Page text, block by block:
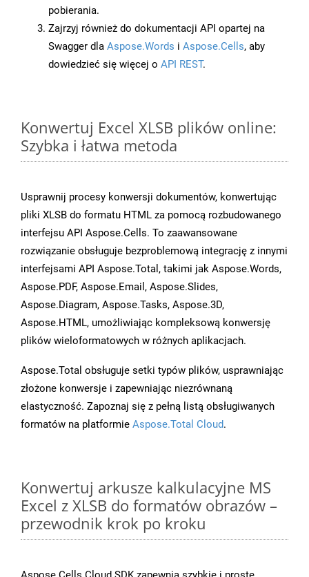
pobierania.
Zajrzyj również do dokumentacji API opartej na
Swagger dla Aspose.Words i Aspose.Cells, aby
dowiedzieć się więcej o API REST.
Konwertuj Excel XLSB plików online:
Szybka i łatwa metoda
Usprawnij procesy konwersji dokumentów, konwertując
pliki XLSB do formatu HTML za pomocą rozbudowanego
interfejsu API Aspose.Cells. To zaawansowane
rozwiązanie obsługuje bezproblemową integrację z innymi
interfejsami API Aspose.Total, takimi jak Aspose.Words,
Aspose.PDF, Aspose.Email, Aspose.Slides,
Aspose.Diagram, Aspose.Tasks, Aspose.3D,
Aspose.HTML, umożliwiając kompleksową konwersję
plików wieloformatowych w różnych aplikacjach.
Aspose.Total obsługuje setki typów plików, usprawniając
złożone konwersje i zapewniając niezrównaną
elastyczność. Zapoznaj się z pełną listą obsługiwanych
formatów na platformie Aspose.Total Cloud.
Konwertuj arkusze kalkulacyjne MS
Excel z XLSB do formatów obrazów –
przewodnik krok po kroku